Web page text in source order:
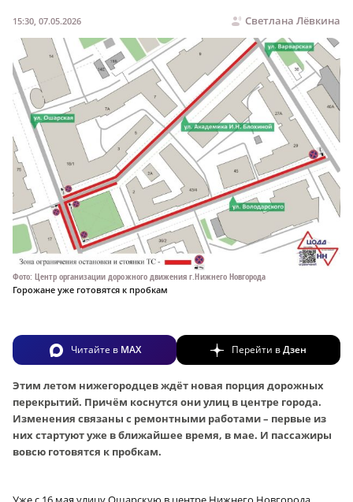
Светлана Лёвкина
15:30, 07.05.2026
Фото: Центр организации дорожного движения г.Нижнего Новгорода
Горожане уже готовятся к пробкам
Читайте в MAX Перейти вДзен
Этим летом нижегородцев ждёт новая порция дорожных
перекрытий. Причём коснутся они улиц в центре города.
Изменения связаны с ремонтными работами – первые из
них стартуют уже в ближайшее время, в мае. И пассажиры
вовсю готовятся к пробкам.